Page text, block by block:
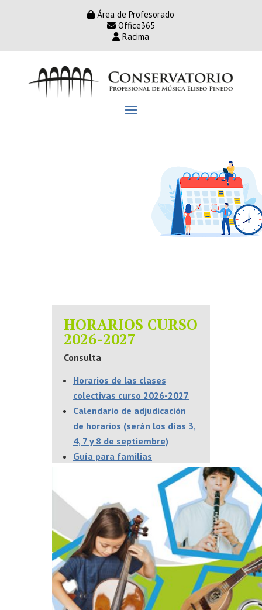
Área de Profesorado
Office365
Racima
HORARIOS CURSO
2026-2027
Consulta
Horarios de las clases
colectivas curso 2026-2027
Calendario de adjudicación
de horarios (serán los días 3,
4, 7 y 8 de septiembre)
Guía para familias